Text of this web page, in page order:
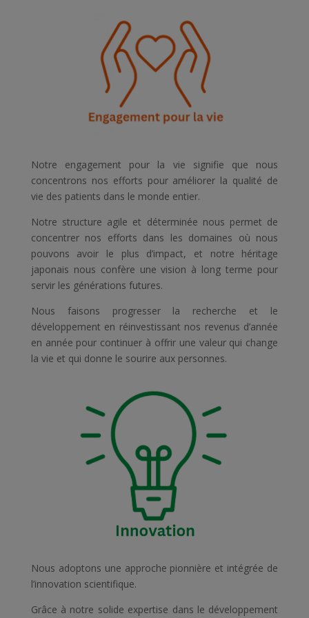
Notre engagement pour la vie signifie que nous
concentrons nos efforts pour améliorer la qualité de
vie des patients dans le monde entier.
Notre structure agile et déterminée nous permet de
concentrer nos efforts dans les domaines où nous
pouvons avoir le plus d’impact, et notre héritage
japonais nous confère une vision à long terme pour
servir les générations futures.
Nous faisons progresser la recherche et le
développement en réinvestissant nos revenus d’année
en année pour continuer à offrir une valeur qui change
la vie et qui donne le sourire aux personnes.
Nous adoptons une approche pionnière et intégrée de
l’innovation scientifique.
Grâce à notre solide expertise dans le développement